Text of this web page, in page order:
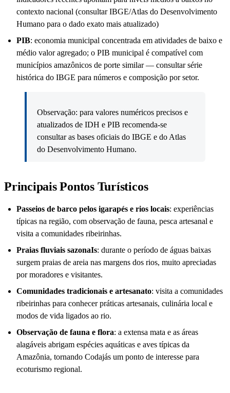
contexto nacional (consultar IBGE/Atlas do Desenvolvimento
Humano para o dado exato mais atualizado)
PIB: economia municipal concentrada em atividades de baixo e
médio valor agregado; o PIB municipal é compatível com
municípios amazônicos de porte similar — consultar série
histórica do IBGE para números e composição por setor.
Observação: para valores numéricos precisos e
atualizados de IDH e PIB recomenda-se
consultar as bases oficiais do IBGE e do Atlas
do Desenvolvimento Humano.
Principais Pontos Turísticos
Passeios de barco pelos igarapés e rios locais: experiências
típicas na região, com observação de fauna, pesca artesanal e
visita a comunidades ribeirinhas.
Praias fluviais sazonaIs: durante o período de águas baixas
surgem praias de areia nas margens dos rios, muito apreciadas
por moradores e visitantes.
Comunidades tradicionais e artesanato: visita a comunidades
ribeirinhas para conhecer práticas artesanais, culinária local e
modos de vida ligados ao rio.
Observação de fauna e flora: a extensa mata e as áreas
alagáveis abrigam espécies aquáticas e aves típicas da
Amazônia, tornando Codajás um ponto de interesse para
ecoturismo regional.